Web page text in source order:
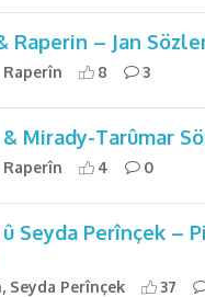
Raperin – Jan
8 3
Mirady-Tarûmar
4 0
Seyda Perînçek –
Seyda Perînçek 37